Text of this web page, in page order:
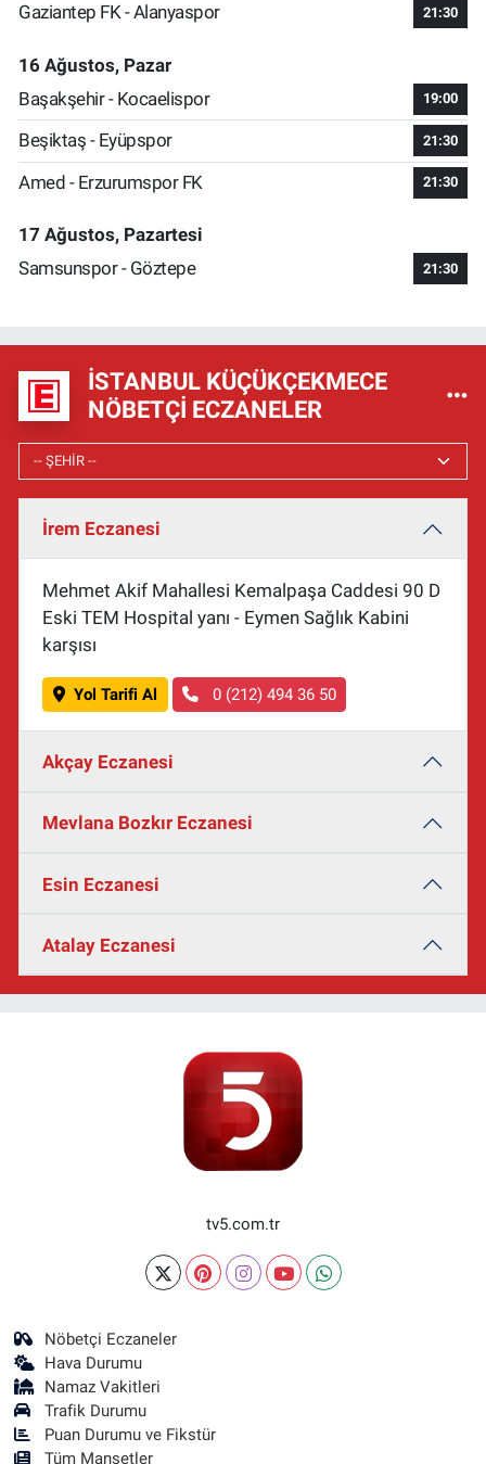
Gaziantep FK - Alanyaspor 21:30
16 Ağustos, Pazar
Başakşehir - Kocaelispor
19:00
Beşiktaş - Eyüpspor 21:30
Amed - Erzurumspor FK 21:30
17 Ağustos, Pazartesi
Samsunspor - Göztepe
21:30
İSTANBUL KÜÇÜKÇEKMECE
NÖBETÇI ECZANELER
İrem Eczanesi
Mehmet Akif Mahallesi Kemalpaşa Caddesi 90 D
Eski TEM Hospital yanı - Eymen Sağlık Kabini
karşısı
Yol Tarifi Al 0 (212) 494 36 50
Akçay Eczanesi
Mevlana Bozkır Eczanesi
Esin Eczanesi
Atalay Eczanesi
tv5.com.tr
Nöbetçi Eczaneler
Hava Durumu
Namaz Vakitleri
Trafik Durumu
Puan Durumu ve Fikstür
Tüm Manşetler